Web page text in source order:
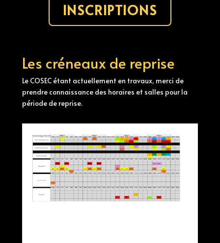
INSCRIPTIONS
Les créneaux de reprise
Le COSEC étant actuellement en travaux, merci de
prendre connaissance des horaires et salles pour la
période de reprise.